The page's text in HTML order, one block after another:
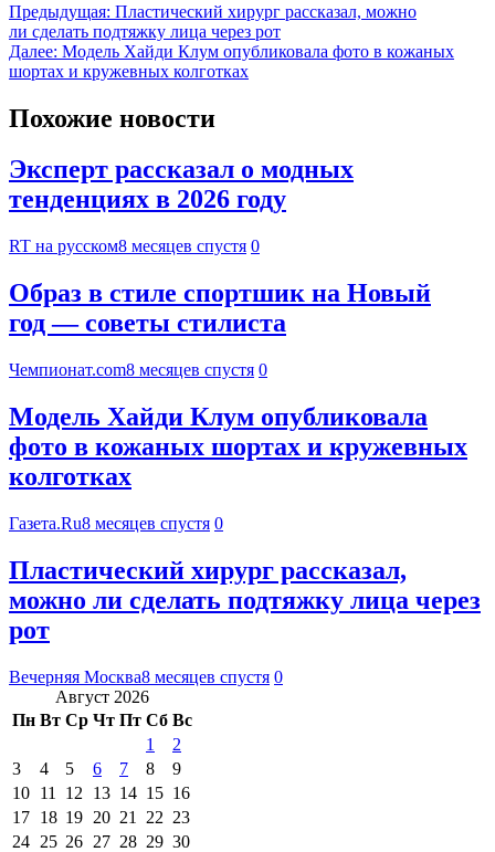
Предыдущая: Пластический хирург рассказал, можно
ли сделать подтяжку лица через рот
Далее: Модель Хайди Клум опубликовала фото в кожаных
шортах и кружевных колготках
Похожие новости
Эксперт рассказал о модных
тенденциях в 2026 году
RT на русском8 месяцев спустя 0
Образ в стиле спортшик на Новый
год — советы стилиста
Чемпионат.com8 месяцев спустя 0
Модель Хайди Клум опубликовала
фото в кожаных шортах и кружевных
колготках
Газета.Ru8 месяцев спустя 0
Пластический хирург рассказал,
можно ли сделать подтяжку лица через
рот
Вечерняя Москва8 месяцев спустя 0
Август 2026
Пн Вт Ср Чт Пт Сб Вс
1
2
3
4 5 6 7 8
9
10 11 12 13 14 15 16
17 18 19 20 21 22 23
24 25 26 27 28 29 30